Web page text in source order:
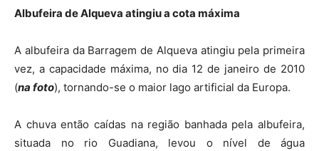
Albufeira de Alqueva atingiu a cota máxima
A albufeira da Barragem de Alqueva atingiu pela primeira
vez, a capacidade máxima, no dia 12 de janeiro de 2010
(na foto), tornando-se o maior lago artificial da Europa.
A chuva então caídas na região banhada pela albufeira,
situada no rio Guadiana, levou o nível de água